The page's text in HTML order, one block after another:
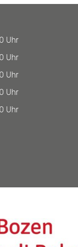
Uhr
Uhr
Uhr
Uhr
Uhr